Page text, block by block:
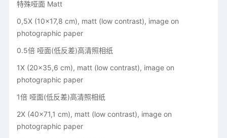
特殊哑面 Matt
0,5X (10x17,8 cm), matt (low contrast), image on
photographic paper
0.5倍 哑面(低反差)高清照相纸
1X (20x35,6 cm), matt (low contrast), image on
photographic paper
1倍 哑面(低反差)高清照相纸
2X (40x71,1 cm), matt (low contrast), image on
photographic paper